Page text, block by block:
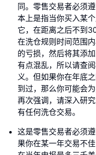
同。零售交易者必须
本上是指当你买入某
它，在距离之后不到
在洗仓规则时间范围
的亏损，然后将其添
有点混乱，所以请查
义。但如果你在年底
到过，那么你可能会
再次强调，请深入研
有任何洗仓交易。
这是零售交易者必须
果你在某一年交易不